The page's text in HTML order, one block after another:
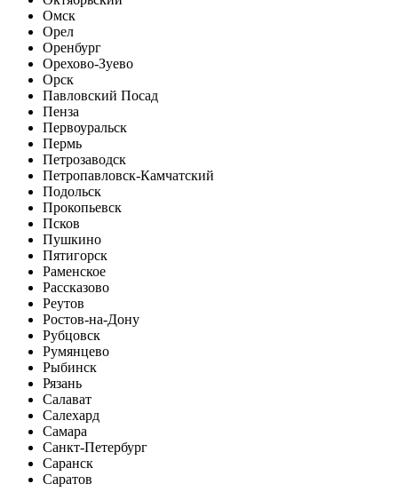
Омск
Орел
Оренбург
Орехово-Зуево
Орск
Павловский Посад
Пенза
Первоуральск
Пермь
Петрозаводск
Петропавловск-Камчатский
Подольск
Прокопьевск
Псков
Пушкино
Пятигорск
Раменское
Рассказово
Реутов
Ростов-на-Дону
Рубцовск
Румянцево
Рыбинск
Рязань
Салават
Салехард
Самара
Санкт-Петербург
Саранск
Саратов